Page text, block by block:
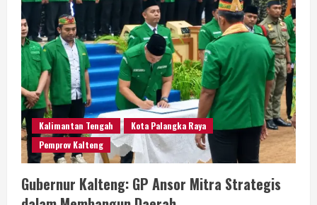
Kalimantan Tengah
Kota Palangka Raya
Pemprov Kalteng
Gubernur Kalteng: GP Ansor Mitra Strategis